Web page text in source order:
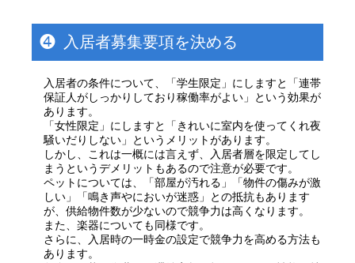
❹ 入居者募集要項を決める
入居者の条件について、「学生限定」にしますと「連帯
保証人がしっかりしており稼働率がよい」という効果が
あります。
「女性限定」にしますと「きれいに室内を使ってくれ夜
騒いだりしない」というメリットがあります。
しかし、これは一概には言えず、入居者層を限定してし
まうというデメリットもあるので注意が必要です。
ペットについては、「部屋が汚れる」「物件の傷みが激
しい」「鳴き声やにおいが迷惑」との抵抗もあります
が、供給物件数が少ないので競争力は高くなります。
また、楽器についても同様です。
さらに、入居時の一時金の設定で競争力を高める方法も
あります。